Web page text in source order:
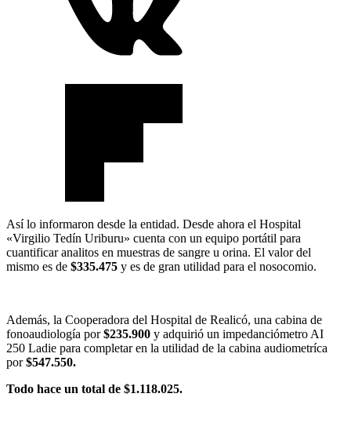
Así lo informaron desde la entidad. Desde ahora el Hospital
«Virgilio Tedín Uriburu» cuenta con un equipo portátil para
cuantificar analitos en muestras de sangre u orina. El valor del
mismo es de $335.475 y es de gran utilidad para el nosocomio.
Además, la Cooperadora del Hospital de Realicó, una cabina de
fonoaudiología por$235.900 y adquirió un impedanciómetro AI
250 Ladie para completar en la utilidad de la cabina audiometríca
por$547.550.
Todo hace un total de $1.118.025.